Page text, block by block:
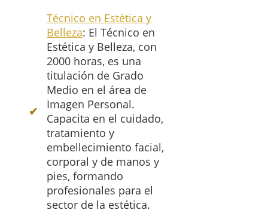
Técnico en Estética y
Belleza: El Técnico en
Estética y Belleza, con
2000 horas, es una
titulación de Grado
Medio en el área de
Imagen Personal.
Capacita en el cuidado,
tratamiento y
embellecimiento facial,
corporal y de manos y
pies, formando
profesionales para el
sector de la estética.